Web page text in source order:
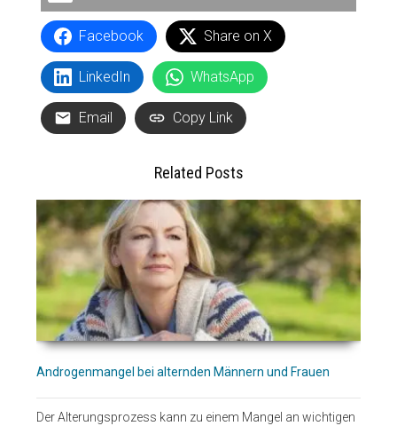
Facebook Share on X
LinkedIn WhatsApp
Email Copy Link
Related Posts
Androgenmangel bei alternden Männern und Frauen
Der Alterungsprozess kann zu einem Mangel an wichtigen